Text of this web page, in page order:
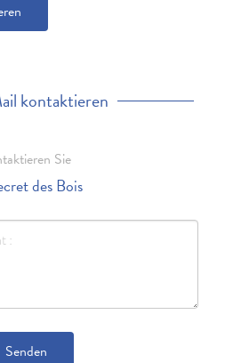
kontaktieren
Sie
des Bois
Senden